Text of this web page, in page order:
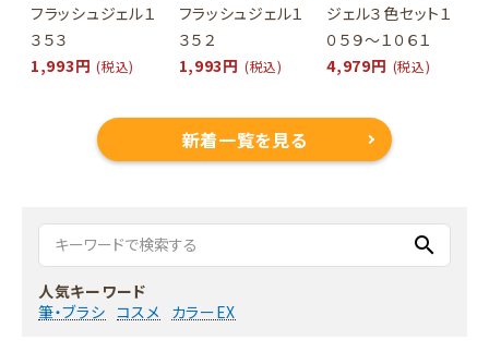
フラッシュジェル１
３５３
1,993円 (税込)
フラッシュジェル１
３５２
1,993円 (税込)
ジェル３色セット１
０５９～１０６１
4,979円 (税込)
新着一覧を見る
search
人気キーワード
筆・ブラシ コスメ カラーEX